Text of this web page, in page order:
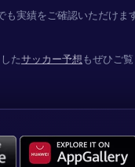
実績をご確認いただけま
たサッカー予想もぜひご